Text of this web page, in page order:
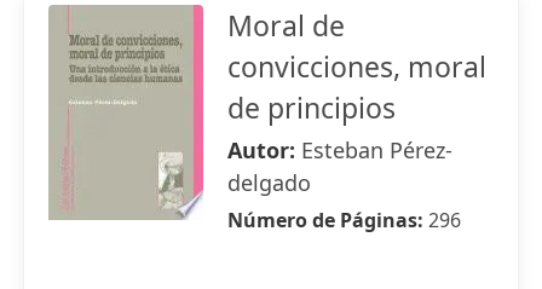
Moral de
convicciones, moral
de principios
Autor: Esteban Pérez-
delgado
Número de Páginas: 296